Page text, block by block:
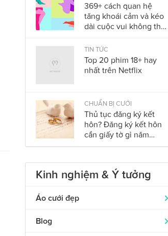
369+ cách quan hệ
tăng khoái cảm và kéo
dài cuộc vui không thể
2023
TIN TỨC
Top 20 phim 18+ hay
nhất trên Netflix
CHUẨN BỊ CƯỚI
Thủ tục đăng ký kết
hôn? Đăng ký kết hôn
cần giấy tờ gì năm
2023?
Kinh nghiệm & Ý tưởng
Áo cưới đẹp
Áo dài cưới
319
Blog